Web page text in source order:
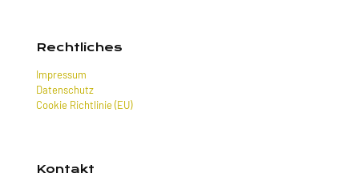
Rechtliches
Impressum
Datenschutz
Cookie Richtlinie (EU)
Kontakt